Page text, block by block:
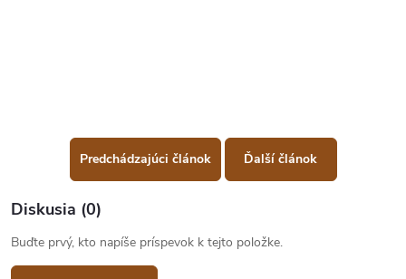
Predchádzajúci článok Ďalší článok
Diskusia (0)
Buďte prvý, kto napíše príspevok k tejto položke.